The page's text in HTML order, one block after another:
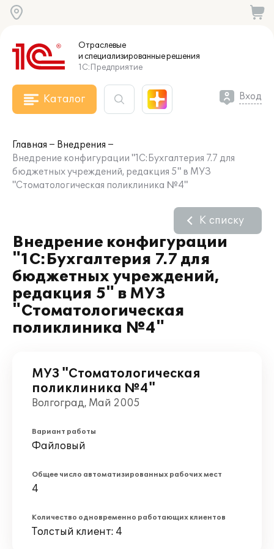
Отраслевые
и специализированныерешения
1С:Предприятие
Каталог Вход
Главная
Внедрения
Внедрение конфигурации "1С:Бухгалтерия 7.7 для
бюджетных учреждений, редакция 5" в МУЗ
"Стоматологическая поликлиника №4"
Внедрение конфигурации
"1С:Бухгалтерия 7.7 для
бюджетных учреждений,
редакция 5" в МУЗ
"Стоматологическая
поликлиника №4"
К списку
МУЗ "Стоматологическая
поликлиника №4"
Волгоград, Май 2005
Вариант работы
Файловый
Общее число автоматизированных рабочих мест
4
Количество одновременно работающих клиентов
Толстый клиент: 4